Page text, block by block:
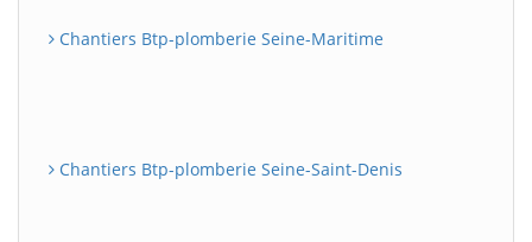
Chantiers Btp-plomberie Seine-Maritime
Chantiers Btp-plomberie Seine-Saint-Denis